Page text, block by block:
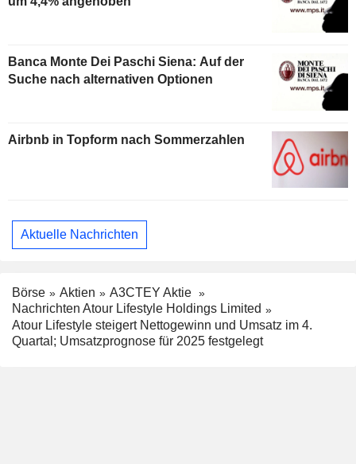
Banca Monte Dei Paschi Siena: Auf der
Suche nach alternativen Optionen
Airbnb in Topform nach Sommerzahlen
Aktuelle Nachrichten
Börse Aktien
A3CTEY Aktie
Nachrichten Atour Lifestyle Holdings Limited
Atour Lifestyle steigert Nettogewinn und Umsatz im 4.
Quartal; Umsatzprognose für 2025 festgelegt